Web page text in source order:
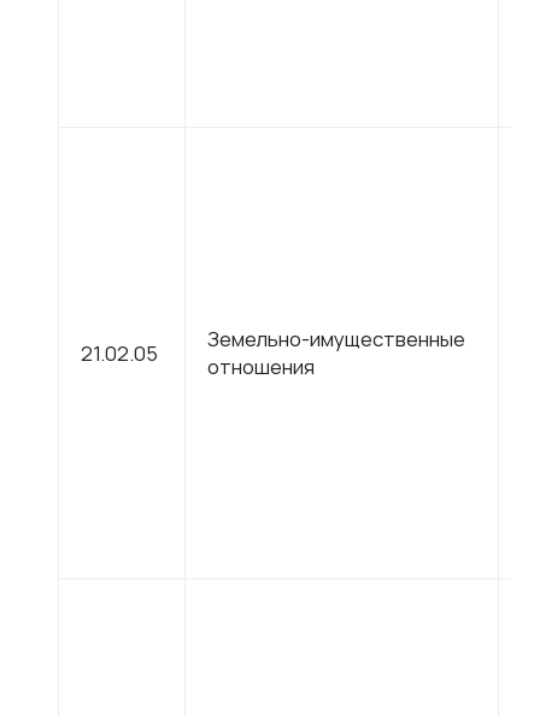
21.02.05
Земельно-имущественные
отношения